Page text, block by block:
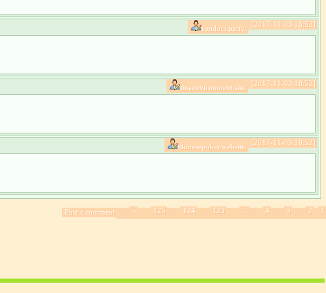
[2017-11-03 18:52]
foodoct.party:
[2017-11-03 18:52]
dnaenvironment.site:
[2017-11-03 18:52]
chinesepoker.website:
1
2
3
4
123
124
125
»
Post a comment